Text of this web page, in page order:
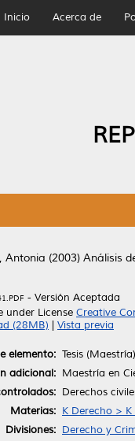
Inicio Acerca de
Antonia (2003) Análisis
- Versión Aceptada
under License Creative
(28MB)
Vista previa
elemento: Tesis (Maestría)
adicional: Maestría en
Derechos
Materias: K Derecho > K
Divisiones: Derecho y